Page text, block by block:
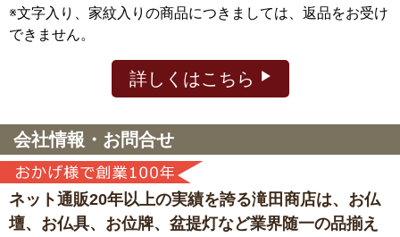
※文字入り、家紋入りの商品につきましては、返品をお受け
できません。
詳しくはこちら
会社情報・お問合せ
ネット通販20年以上の実績を誇る滝田商店は、 お仏
壇、お仏具、お位牌、盆提灯など業界随一の品揃え